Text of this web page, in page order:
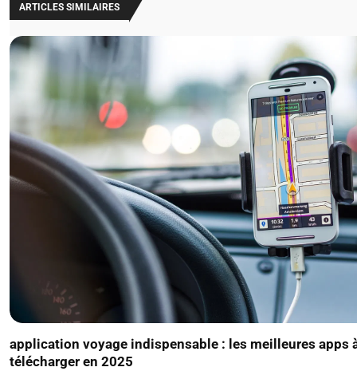
ARTICLES SIMILAIRES
application voyage indispensable : les meilleures apps
télécharger en 2025